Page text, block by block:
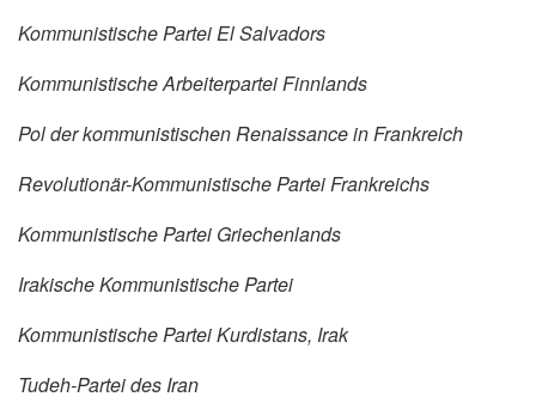
Kommunistische Partei El Salvadors
Kommunistische Arbeiterpartei Finnlands
Pol der kommunistischen Renaissance in Frankreich
Revolutionär-Kommunistische Partei Frankreichs
Kommunistische Partei Griechenlands
Irakische Kommunistische Partei
Kommunistische Partei Kurdistans, Irak
Tudeh-Partei des Iran